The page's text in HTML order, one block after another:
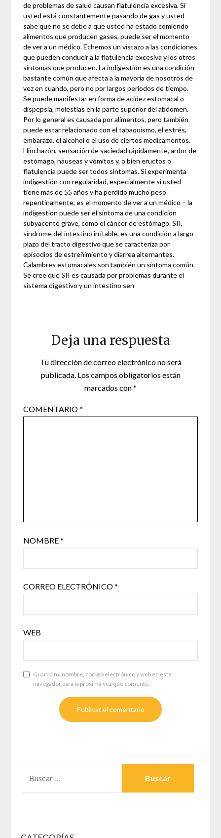
de problemas de salud causan flatulencia excesiva. Si
usted está constantemente pasando de gas y usted
sabe que no se debe a que usted ha estado comiendo
alimentos que producen gases, puede ser el momento
de ver a un médico. Echemos un vistazo a las condiciones
que pueden conducir a la flatulencia excesiva y los otros
síntomas que producen. La indigestión es una condición
bastante común que afecta a la mayoría de nosotros de
vez en cuando, pero no por largos períodos de tiempo.
Se puede manifestar en forma de acidez estomacal o
dispepsia, molestias en la parte superior del abdomen.
Por lo general es causada por alimentos, pero también
puede estar relacionado con el tabaquismo, el estrés,
embarazo, el alcohol o el uso de ciertos medicamentos.
Hinchazón, sensación de saciedad rápidamente, ardor de
estómago, náuseas y vómitos y, o bien eructos o
flatulencia puede ser todos sintomas. Si experimenta
indigestión con regularidad, especialmente si usted
tiene más de 55 años y ha perdido mucho peso
repentinamente, es el momento de ver a un médico – la
indigestión puede ser el síntoma de una condición
subyacente grave, como el cáncer de estómago. SII,
síndrome del intestino irritable, es una condición a largo
plazo del tracto digestivo que se caracteriza por
episodios de estreñimiento y diarrea alternantes.
Calambres estomacales son también un síntoma común.
Se cree que SII es causada por problemas durante el
sistema digestivo y un intestino sen
Deja una respuesta
Tu dirección de correo electrónico no será
publicada. Los campos obligatorios están
marcados con*
COMENTARIO*
NOMBRE*
CORREO ELECTRÓNICO*
WEB
Guarda mi nombre, correo electrónico y web en este
navegador para la próxima vez que comente.